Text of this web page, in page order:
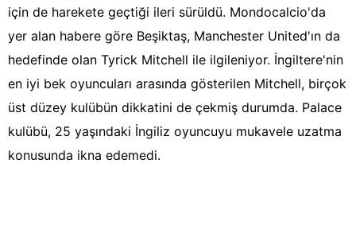
için de harekete geçtiği ileri sürüldü. Mondocalcio'da
yer alan habere göre Beşiktaş, Manchester United'ın da
hedefinde olan Tyrick Mitchell ile ilgileniyor. İngiltere'nin
en iyi bek oyuncuları arasında gösterilen Mitchell, birçok
üst düzey kulübün dikkatini de çekmiş durumda. Palace
kulübü, 25 yaşındaki İngiliz oyuncuyu mukavele uzatma
konusunda ikna edemedi.